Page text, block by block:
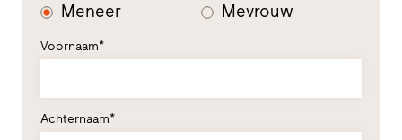
Meneer Mevrouw
Voornaam*
Achternaam*